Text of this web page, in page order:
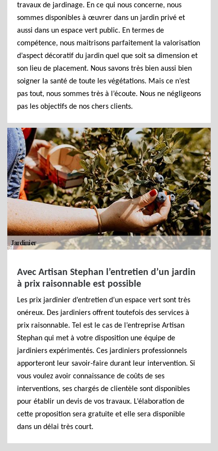
travaux de jardinage. En ce qui nous concerne, nous
sommes disponibles à œuvrer dans un jardin privé et
aussi dans un espace vert public. En termes de
compétence, nous maitrisons parfaitement la valorisation
d’aspect décoratif du jardin quel que soit sa dimension et
son lieu de placement. Nous savons très bien aussi bien
soigner la santé de toute les végétations. Mais ce n’est
pas tout, nous sommes très à l’écoute. Nous ne négligeons
pas les objectifs de nos chers clients.
Avec Artisan Stephan l’entretien d’un jardin
à prix raisonnable est possible
Les prix jardinier d’entretien d’un espace vert sont très
onéreux. Des jardiniers offrent toutefois des services à
prix raisonnable. Tel est le cas de l’entreprise Artisan
Stephan qui met à votre disposition une équipe de
jardiniers expérimentés. Ces jardiniers professionnels
apporteront leur savoir-faire durant leur intervention. Si
vous voulez avoir connaissance de coûts de ses
interventions, ses chargés de clientèle sont disponibles
pour établir un devis de vos travaux. L’élaboration de
cette proposition sera gratuite et elle sera disponible
dans un délai très court.